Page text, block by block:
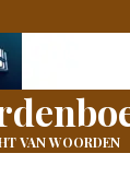
VAN WOORDEN